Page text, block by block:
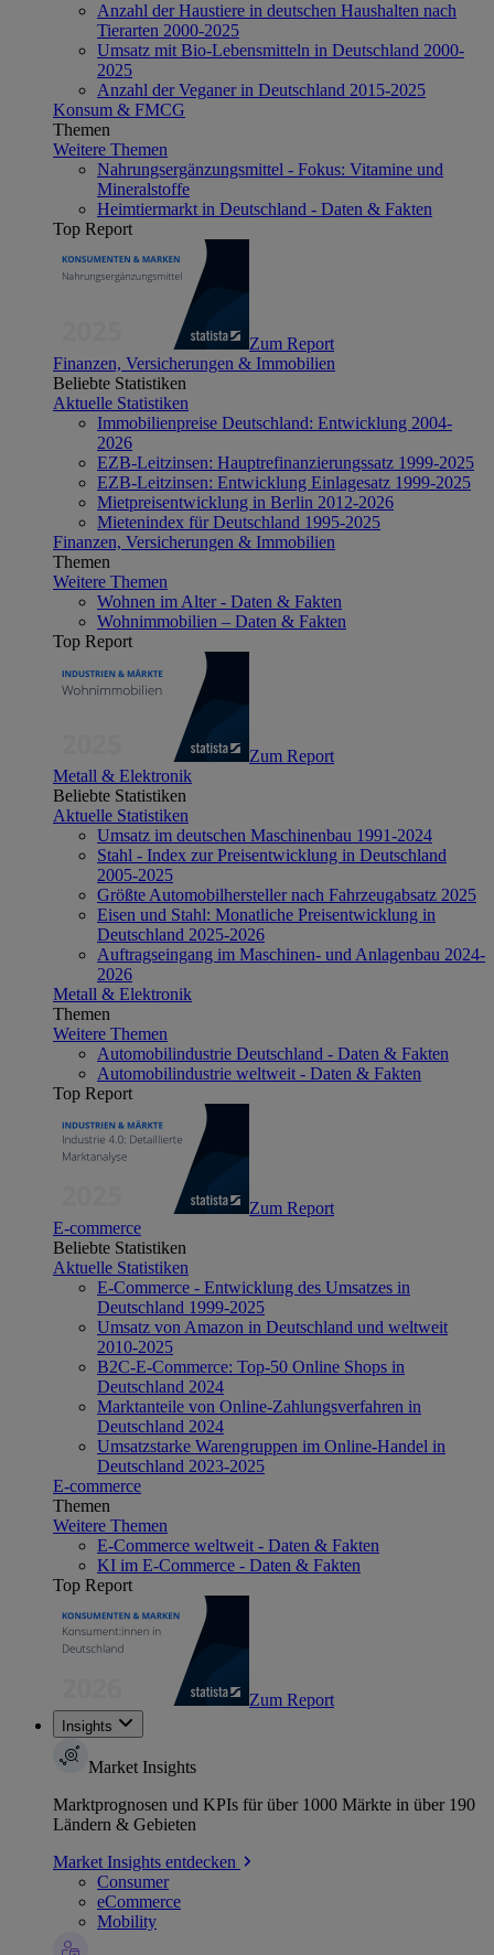
Anzahl der Haustiere in deutschen Haushalten nach
Tierarten 2000-2025
Umsatz mit Bio-Lebensmitteln in Deutschland 2000-
2025
Anzahl der Veganer in Deutschland 2015-2025
Konsum & FMCG
Themen
Weitere Themen
Nahrungsergänzungsmittel - Fokus: Vitamine und
Mineralstoffe
Heimtiermarkt in Deutschland - Daten & Fakten
Top Report
Zum Report
Finanzen, Versicherungen & Immobilien
Beliebte Statistiken
Aktuelle Statistiken
Immobilienpreise Deutschland: Entwicklung 2004-
2026
EZB-Leitzinsen: Hauptrefinanzierungssatz 1999-2025
EZB-Leitzinsen: Entwicklung Einlagesatz 1999-2025
Mietpreisentwicklung in Berlin 2012-2026
Mietenindex für Deutschland 1995-2025
Finanzen, Versicherungen & Immobilien
Themen
Weitere Themen
Wohnen im Alter - Daten & Fakten
Wohnimmobilien – Daten & Fakten
Top Report
Zum Report
Metall & Elektronik
Beliebte Statistiken
Aktuelle Statistiken
Umsatz im deutschen Maschinenbau 1991-2024
Stahl - Index zur Preisentwicklung in Deutschland
2005-2025
Größte Automobilhersteller nach Fahrzeugabsatz 2025
Eisen und Stahl: Monatliche Preisentwicklung in
Deutschland 2025-2026
Auftragseingang im Maschinen- und Anlagenbau 2024-
2026
Metall & Elektronik
Themen
Weitere Themen
Automobilindustrie Deutschland - Daten & Fakten
Automobilindustrie weltweit - Daten & Fakten
Top Report
Zum Report
E-commerce
Beliebte Statistiken
Aktuelle Statistiken
E-Commerce - Entwicklung des Umsatzes in
Deutschland 1999-2025
Umsatz von Amazon in Deutschland und weltweit
2010-2025
B2C-E-Commerce: Top-50 Online Shops in
Deutschland 2024
Marktanteile von Online-Zahlungsverfahren in
Deutschland 2024
Umsatzstarke Warengruppen im Online-Handel in
Deutschland 2023-2025
E-commerce
Themen
Weitere Themen
E-Commerce weltweit - Daten & Fakten
KI im E-Commerce - Daten & Fakten
Top Report
Zum Report
Insights
Market Insights
Marktprognosen und KPIs für über 1000 Märkte in über 190
Ländern & Gebieten
Market Insights entdecken
Consumer
eCommerce
Mobility